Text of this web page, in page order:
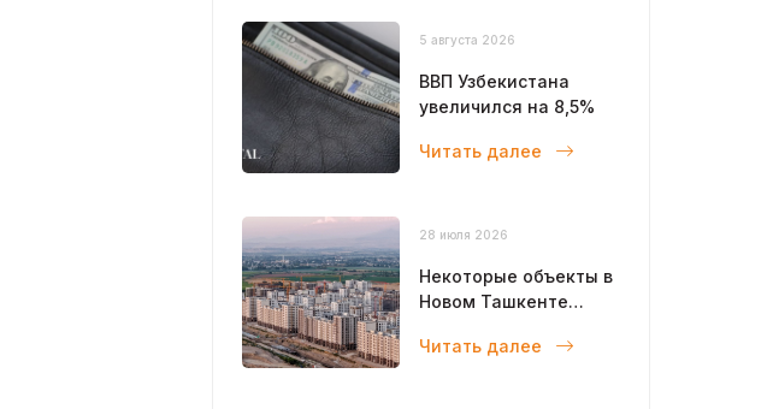
5 августа 2026
ВВП Узбекистана
увеличился на 8,5%
Читать далее
28 июля 2026
Некоторые объекты в
Новом Ташкенте
году
Читать далее